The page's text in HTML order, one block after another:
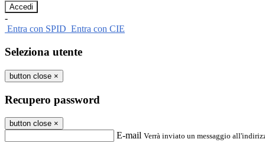
-
Entra con SPID Entra con CIE
Seleziona utente
button close ×
Recupero password
button close ×
E-mail Verrà inviato un messaggio